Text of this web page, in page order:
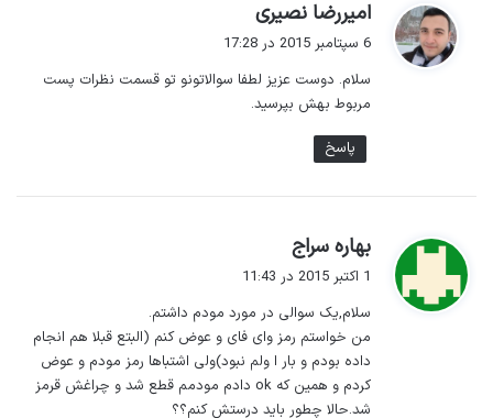
امیررضا نصیری
ف
:
6 سپتامبر 2015 در 17:28
سلام. دوست عزیز لطفا سوالاتونو تو قسمت نظرات پست
مربوط بهش بپرسید.
پاسخ
بهاره سراج
ف
:
1 اکتبر 2015 در 11:43
سلام,یک سوالی در مورد مودم داشتم.
من خواستم رمز وای فای و عوض کنم (البتع قبلا هم انجام
داده بودم و بار ا ولم نبود)ولی اشتباها رمز مودم و عوض
کردم و همین که ok دادم مودمم قطع شد و چراغش قرمز
شد.حالا چطور باید درستش کنم؟؟